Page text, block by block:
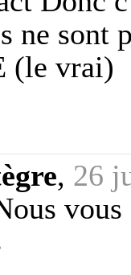
ne sont
(le vrai)
, 26